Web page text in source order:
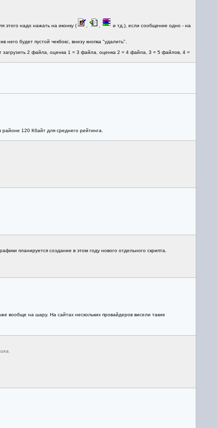
этого надо нажать на иконку (
и тд.), если сообщение одно - на
будет пустой чекбокс, внизу кнопка "удалить".
загрузить 2 файла, оценка 1 = 3 файла, оценка 2 = 4 файла, 3 = 5 файлов, 4 =
120 Кбайт для среднего рейтинга.
планируется создание в этом году нового отдельного скрипта.
вообще на шару. На сайтах нескольких провайдеров висели такие